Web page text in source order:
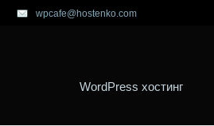
wpcafe@hostenko.com
WordPress хостинг